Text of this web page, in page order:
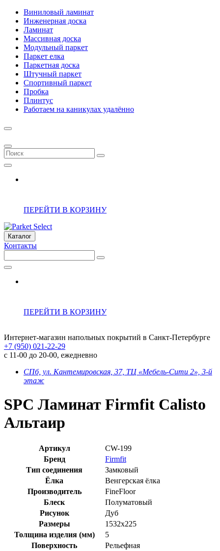
Виниловый ламинат
Инженерная доска
Ламинат
Массивная доска
Модульный паркет
Паркет елка
Паркетная доска
Штучный паркет
Спортивный паркет
Пробка
Плинтус
Работаем на каникулах удалённо
ПЕРЕЙТИ В КОРЗИНУ
Каталог
Контакты
ПЕРЕЙТИ В КОРЗИНУ
Интернет-магазин напольных покрытий в Санкт-Петербурге
+7 (950) 021-22-29
с 11-00 до 20-00, ежедневно
СПб, ул. Кантемировская, 37, ТЦ «Мебель-Сити 2», 3-й
этаж
SPC Ламинат Firmfit Calisto
Альтаир
Артикул
CW-199
Бренд
Firmfit
Тип соединения
Замковый
Ёлка
Венгерская ёлка
Производитель
FineFloor
Блеск
Полуматовый
Рисунок
Дуб
Размеры
1532x225
Толщина изделия (мм)
5
Поверхность
Рельефная